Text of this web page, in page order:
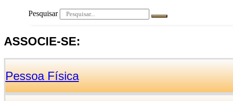
Pesquisar
ASSOCIE-SE:
Pessoa Física